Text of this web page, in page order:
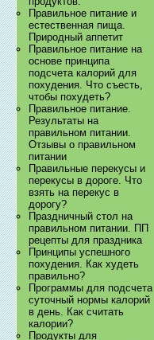
Правильное питание и
естественная пища.
Природный аппетит
Правильное питание на
основе принципа
подсчета калорий для
похудения. Что съесть,
чтобы похудеть?
Правильное питание.
Результаты на
правильном питании.
Отзывы о правильном
питании
Правильные перекусы и
перекусы в дороге. Что
взять на перекус в
дорогу?
Праздничный стол на
правильном питании. ПП
рецепты для праздника
Принципы успешного
похудения. Как худеть
правильно?
Программы для подсчета
суточный нормы калорий
в день. Как считать
калории?
Продукты для